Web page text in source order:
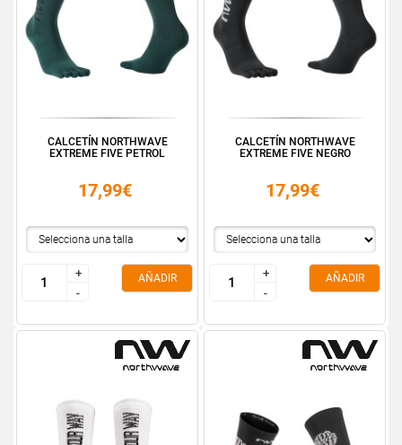
CALCETÍN NORTHWAVE
EXTREME FIVE PETROL
17,99€
+
-
+
-
AÑADIR
CALCETÍN NORTHWAVE
EXTREME FIVE NEGRO
17,99€
+
-
+
-
AÑADIR